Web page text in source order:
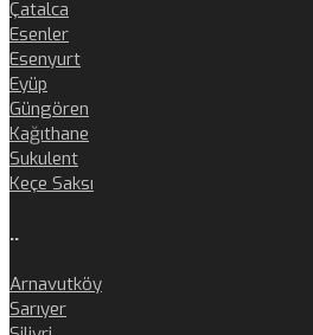
Çatalca
Esenler
Esenyurt
Eyüp
Güngören
Kağıthane
Sukulent
Keçe Saksı
..
Arnavutköy
Sarıyer